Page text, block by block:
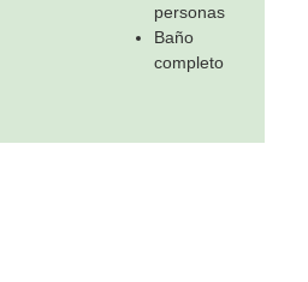
personas
Baño
completo